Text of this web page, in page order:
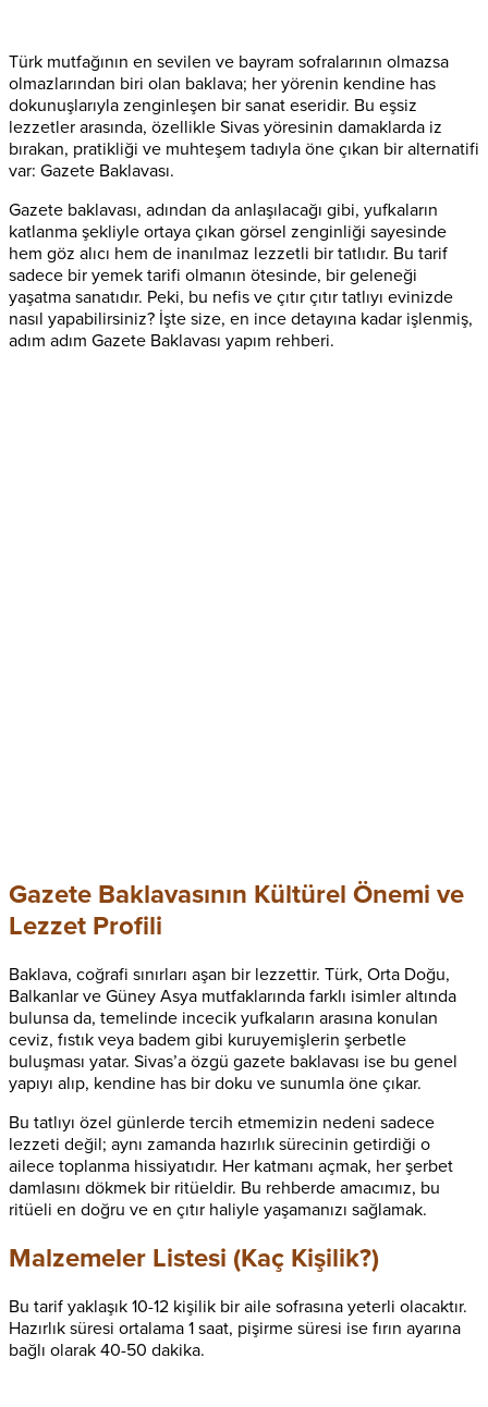
Türk mutfağının en sevilen ve bayram sofralarının olmazsa
olmazlarından biri olan baklava; her yörenin kendine has
dokunuşlarıyla zenginleşen bir sanat eseridir. Bu eşsiz
lezzetler arasında, özellikle Sivas yöresinin damaklarda iz
bırakan, pratikliği ve muhteşem tadıyla öne çıkan bir alternatifi
var: Gazete Baklavası.
Gazete baklavası, adından da anlaşılacağı gibi, yufkaların
katlanma şekliyle ortaya çıkan görsel zenginliği sayesinde
hem göz alıcı hem de inanılmaz lezzetli bir tatlıdır. Bu tarif
sadece bir yemek tarifi olmanın ötesinde, bir geleneği
yaşatma sanatıdır. Peki, bu nefis ve çıtır çıtır tatlıyı evinizde
nasıl yapabilirsiniz? İşte size, en ince detayına kadar işlenmiş,
adım adım Gazete Baklavası yapım rehberi.
Gazete Baklavasının Kültürel Önemi ve
Lezzet Profili
Baklava, coğrafi sınırları aşan bir lezzettir. Türk, Orta Doğu,
Balkanlar ve Güney Asya mutfaklarında farklı isimler altında
bulunsa da, temelinde incecik yufkaların arasına konulan
ceviz, fıstık veya badem gibi kuruyemişlerin şerbetle
buluşması yatar. Sivas’a özgü gazete baklavası ise bu genel
yapıyı alıp, kendine has bir doku ve sunumla öne çıkar.
Bu tatlıyı özel günlerde tercih etmemizin nedeni sadece
lezzeti değil; aynı zamanda hazırlık sürecinin getirdiği o
ailece toplanma hissiyatıdır. Her katmanı açmak, her şerbet
damlasını dökmek bir ritüeldir. Bu rehberde amacımız, bu
ritüeli en doğru ve en çıtır haliyle yaşamanızı sağlamak.
Malzemeler Listesi (Kaç Kişilik?)
Bu tarif yaklaşık 10-12 kişilik bir aile sofrasına yeterli olacaktır.
Hazırlık süresi ortalama 1 saat, pişirme süresi ise fırın ayarına
bağlı olarak 40-50 dakika.